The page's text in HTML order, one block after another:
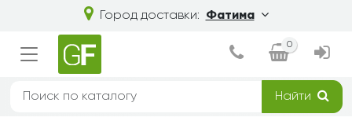
Город доставки: Фатима
0
Найти